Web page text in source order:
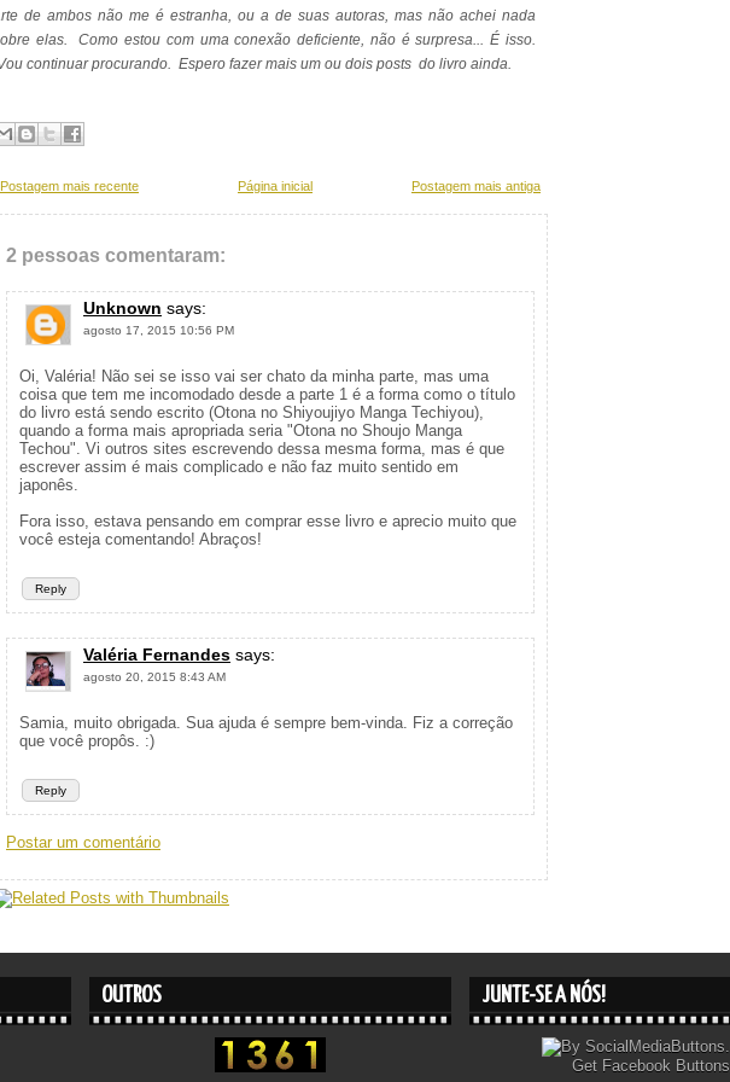
de ambos não me é estranha, ou a de suas autoras, mas não achei nada
elas. Como estou com uma conexão deficiente, não é surpresa... É isso.
continuar procurando. Espero fazer mais um ou dois posts do livro ainda.
Postagem mais recente Postagem mais antiga
Página inicial
2 pessoas comentaram:
Unknown says:
agosto 17, 2015 10:56 PM
Reply
Oi, Valéria! Não sei se isso vai ser chato da minha parte, mas uma
coisa que tem me incomodado desde a parte 1 é a forma como o título
do livro está sendo escrito (Otona no Shiyoujiyo Manga Techiyou),
quando a forma mais apropriada seria "Otona no Shoujo Manga
Techou". Vi outros sites escrevendo dessa mesma forma, mas é que
escrever assim é mais complicado e não faz muito sentido em
japonês.
Fora isso, estava pensando em comprar esse livro e aprecio muito que
você esteja comentando! Abraços!
Valéria Fernandes says:
agosto 20, 2015 8:43 AM
Reply
Samia, muito obrigada. Sua ajuda é sempre bem-vinda. Fiz a correção
que você propôs. :)
Postar um comentário
OUTROS JUNTE-SE A NÓS!
Get Facebook Buttons